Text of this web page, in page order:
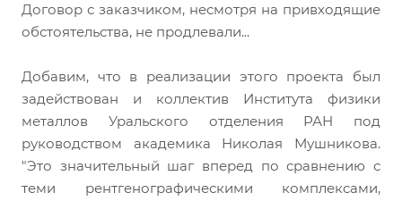
Договор с заказчиком, несмотря на привходящие
обстоятельства, не продлевали...
Добавим, что в реализации этого проекта был
задействован и коллектив Института физики
металлов Уральского отделения РАН под
руководством академика Николая Мушникова.
"Это значительный шаг вперед по сравнению с
теми рентгенографическими комплексами,